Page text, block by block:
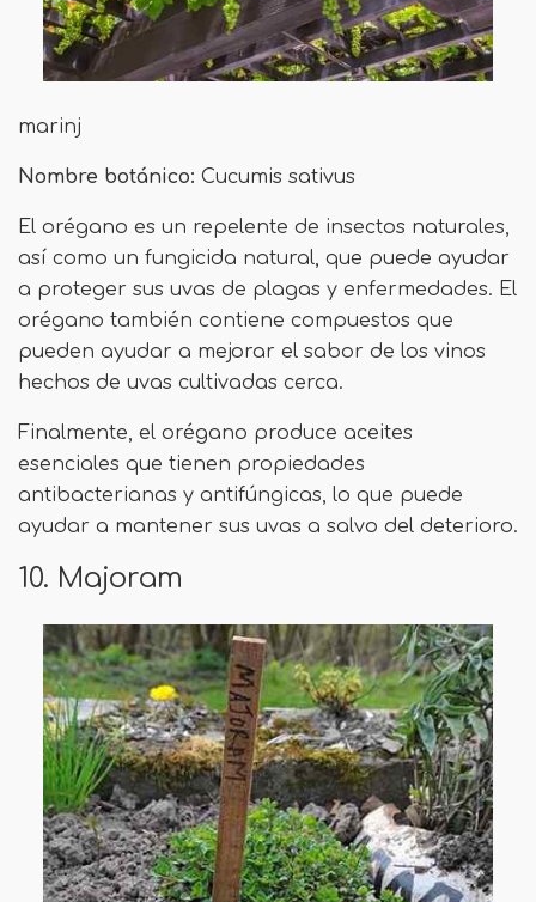
marinj
Nombre botánico: Cucumis sativus
El orégano es un repelente de insectos naturales,
así como un fungicida natural, que puede ayudar
a proteger sus uvas de plagas y enfermedades. El
orégano también contiene compuestos que
pueden ayudar a mejorar el sabor de los vinos
hechos de uvas cultivadas cerca.
Finalmente, el orégano produce aceites
esenciales que tienen propiedades
antibacterianas y antifúngicas, lo que puede
ayudar a mantener sus uvas a salvo del deterioro.
10. Majoram